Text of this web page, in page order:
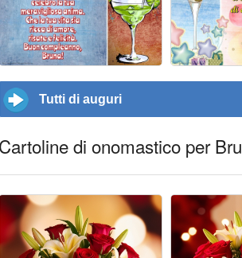
Tutti di auguri
Cartoline di onomastico per